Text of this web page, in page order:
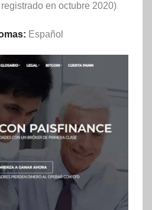
en octubre 2020)
Español